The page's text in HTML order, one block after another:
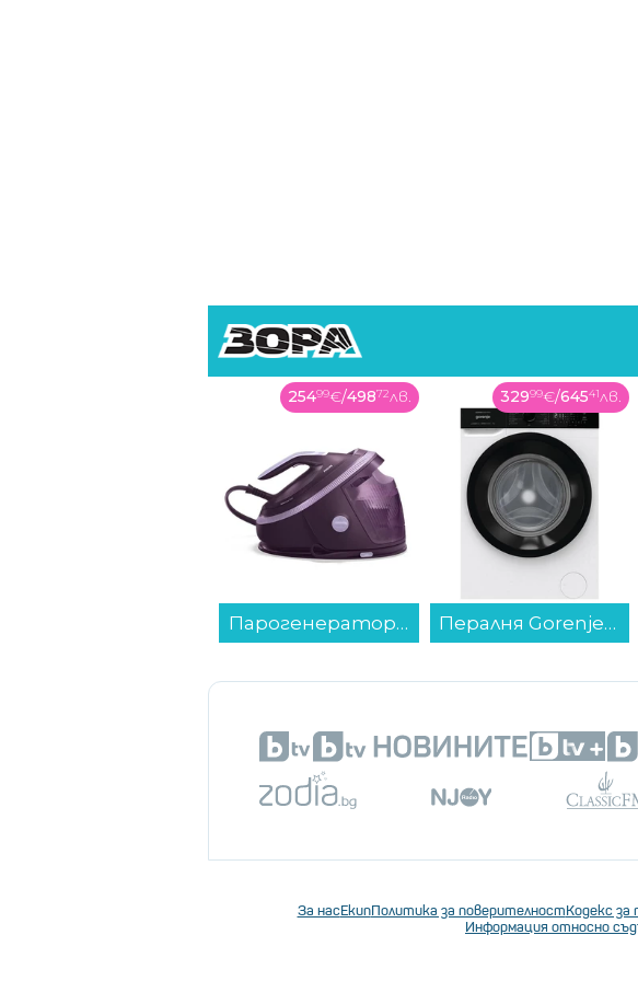
25499€/49872лв.
Парогенератор Philips PSG7200/30...
32999€/64541лв.
Пералня Gorenje WNHA74SAS EU , 1400 об./мин., 7.00 kg, A , Бял...
За насЕкипПолитика за поверителностКодекс за
Информация относно